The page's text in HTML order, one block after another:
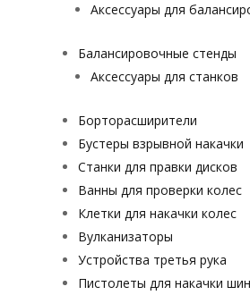
Аксессуары для
Балансировочные стенды
Аксессуары для станков
Борторасширители
Бустеры взрывной накачки
Станки для правки дисков
Ванны для проверки колес
Клетки для накачки колес
Вулканизаторы
Устройства третья рука
Пистолеты для накачки шин